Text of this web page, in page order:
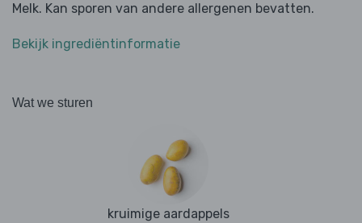
Melk. Kan sporen van andere allergenen bevatten.
Bekijk ingrediëntinformatie
Wat we sturen
kruimige aardappels